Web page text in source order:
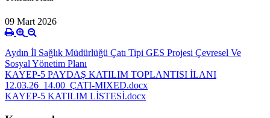
09 Mart 2026
Aydın İl Sağlık Müdürlüğü Çatı Tipi GES Projesi Çevresel Ve
Sosyal Yönetim Planı
KAYEP-5 PAYDAŞ KATILIM TOPLANTISI İLANI
12.03.26_14.00_ÇATI-MIXED.docx
KAYEP-5 KATILIM LİSTESİ.docx